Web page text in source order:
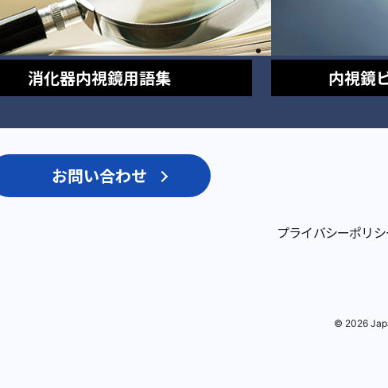
消化器内視鏡用語集 内視鏡
お問い合わせ
プライバシーポリ
© 2026